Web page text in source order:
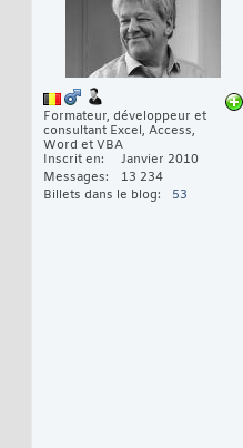
Formateur, développeur et
consultant Excel, Access,
Word et VBA
Inscrit en
Janvier 2010
Messages
13 234
Billets dans le blog
53